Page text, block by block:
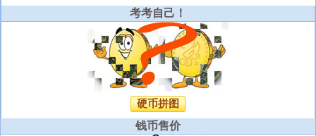
考考自己！
硬币拼图
钱币售价